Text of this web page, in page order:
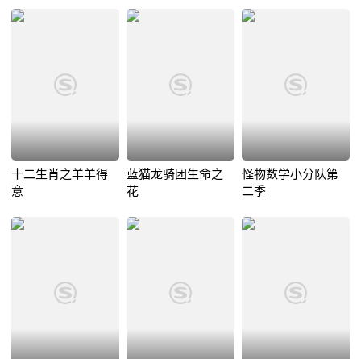
十二生肖之羊羊得
意
蓝猫龙骑团生命之
花
怪物数学小分队第
二季